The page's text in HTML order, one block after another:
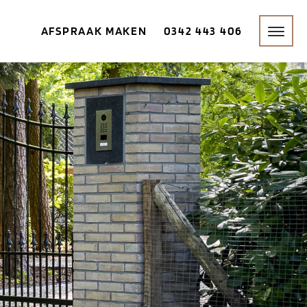
AFSPRAAK MAKEN 0342 443 406